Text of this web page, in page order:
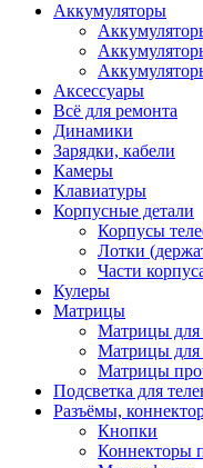
Аккумуляторы
Аксессуары
Всё для ремонта
Динамики
Зарядки, кабели
Камеры
Клавиатуры
Корпусные детали
Корпусы
Лотки
Части
Кулеры
Матрицы
Матрицы для
Матрицы для
Матрицы
Подсветка для
Разъёмы,
Кнопки
Коннекторы